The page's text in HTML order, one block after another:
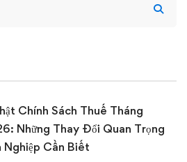
Chính Sách Thuế Tháng
Những Thay Đổi Quan Trọng
Nghiệp Cần Biết